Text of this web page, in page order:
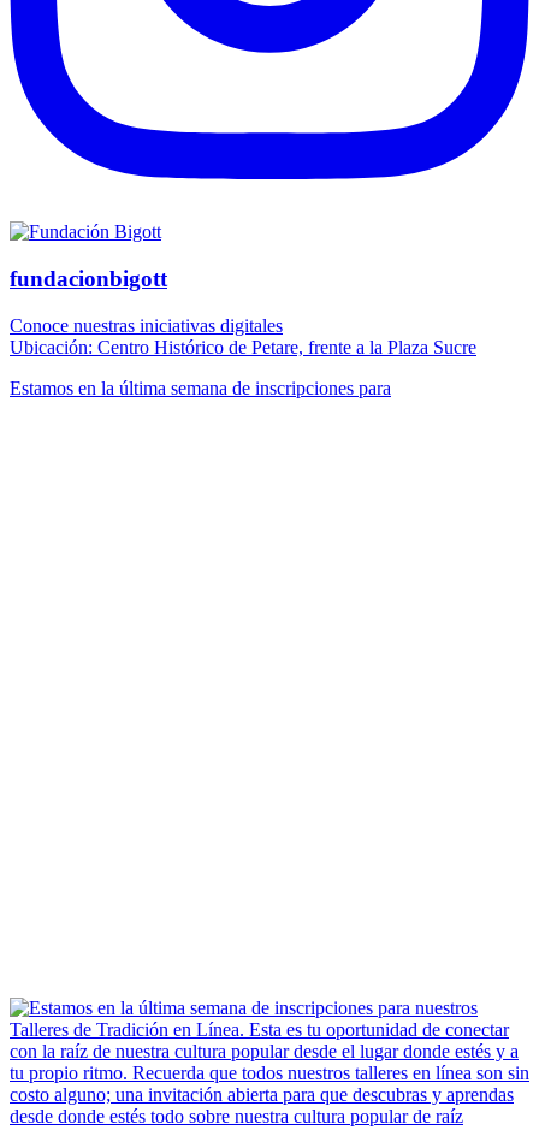
fundacionbigott
Conoce nuestras iniciativas digitales
Ubicación: Centro Histórico de Petare, frente a la Plaza Sucre
Estamos en la última semana de inscripciones para